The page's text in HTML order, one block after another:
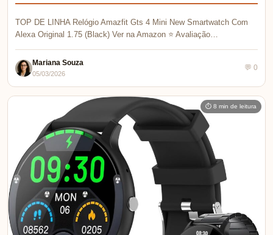
TOP DE LINHA Relógio Amazfit Gts 4 Mini New Smartwatch Com
Alexa Original 1.75 (Black) Ver na Amazon ⭐ Avaliação…
Mariana Souza
05/03/2026
💬 0
⏱ 8 min de leitura